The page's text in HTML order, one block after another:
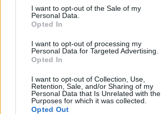
I want to opt-out of the Sale of my
Personal Data.
Opted In
I want to opt-out of processing my
Personal Data for Targeted Advertising.
Opted In
I want to opt-out of Collection, Use,
Retention, Sale, and/or Sharing of my
Personal Data that Is Unrelated with the
Purposes for which it was collected.
Opted Out
online nyelvvizsga
nyelvvizsga többletpont
belföld